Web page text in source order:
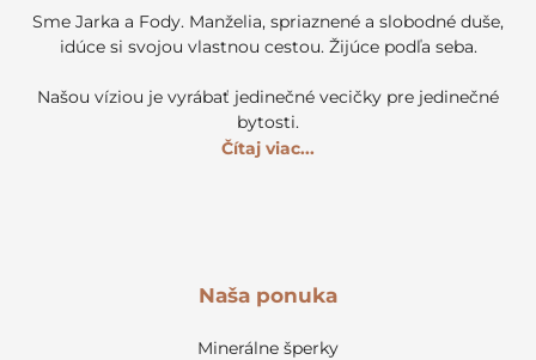
Sme Jarka a Fody. Manželia, spriaznené a slobodné duše,
idúce si svojou vlastnou cestou. Žijúce podľa seba.
Našou víziou je vyrábať jedinečné vecičky pre jedinečné
bytosti.
Čítaj viac...
Naša ponuka
Minerálne šperky